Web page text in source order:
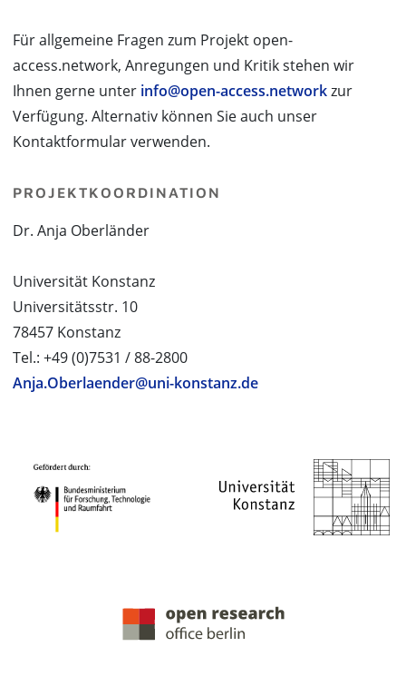
Für allgemeine Fragen zum Projekt open-
access.network, Anregungen und Kritik stehen wir
Ihnen gerne unter info@open-access.networkzur
Verfügung. Alternativ können Sie auch unser
Kontaktformular verwenden.
PROJEKTKOORDINATION
Dr. Anja Oberländer
Universität Konstanz
Universitätsstr. 10
78457 Konstanz
Tel.: +49 (0)7531 / 88-2800
Anja.Oberlaender@uni-konstanz.de